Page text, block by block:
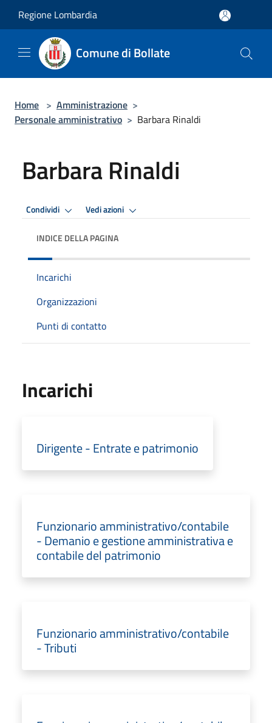
Regione Lombardia
Comune di Bollate
Home > Amministrazione >
Personale amministrativo > Barbara Rinaldi
Barbara Rinaldi
Condividi Vedi azioni
INDICE DELLA PAGINA
Incarichi
Organizzazioni
Punti di contatto
Incarichi
Dirigente - Entrate e patrimonio
Funzionario amministrativo/contabile
- Demanio e gestione amministrativa e
contabile del patrimonio
Funzionario amministrativo/contabile
- Tributi